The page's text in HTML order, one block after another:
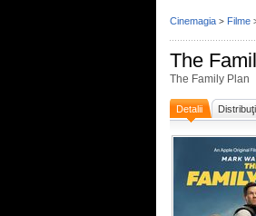
The
The Family Plan
Detalii
Cinemagia > Filme